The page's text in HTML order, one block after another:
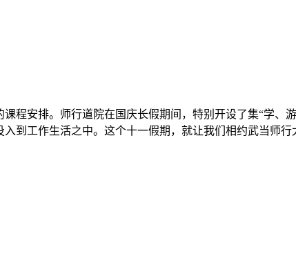
程安排。师行道院在国庆长假期间，特别开设了集“学、
到工作生活之中。这个十一假期，就让我们相约武当师